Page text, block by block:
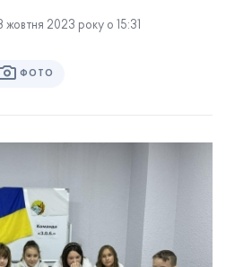
жовтня 2023 року о 15:31
ФОТО